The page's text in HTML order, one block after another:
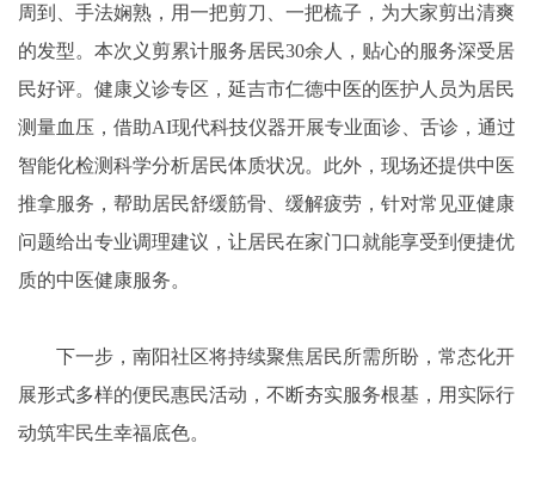
周到、手法娴熟，用一把剪刀、一把梳子，为大家剪出清爽
的发型。本次义剪累计服务居民30余人，贴心的服务深受居
民好评。健康义诊专区，延吉市仁德中医的医护人员为居民
测量血压，借助AI现代科技仪器开展专业面诊、舌诊，通过
智能化检测科学分析居民体质状况。此外，现场还提供中医
推拿服务，帮助居民舒缓筋骨、缓解疲劳，针对常见亚健康
问题给出专业调理建议，让居民在家门口就能享受到便捷优
质的中医健康服务。
下一步，南阳社区将持续聚焦居民所需所盼，常态化开
展形式多样的便民惠民活动，不断夯实服务根基，用实际行
动筑牢民生幸福底色。